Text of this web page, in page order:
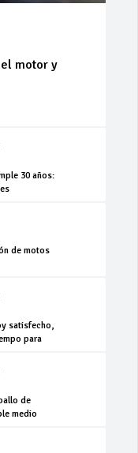
motor y
30 años:
de motos
satisfecho,
para
de
medio